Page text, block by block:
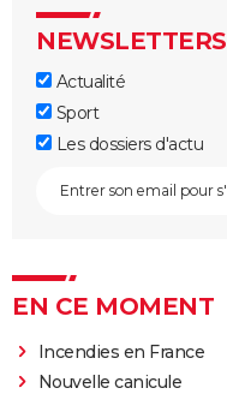
NEWSLETTERS
Actualité
Sport
Les dossiers d'actu
EN CE MOMENT
Incendies en France
Nouvelle canicule